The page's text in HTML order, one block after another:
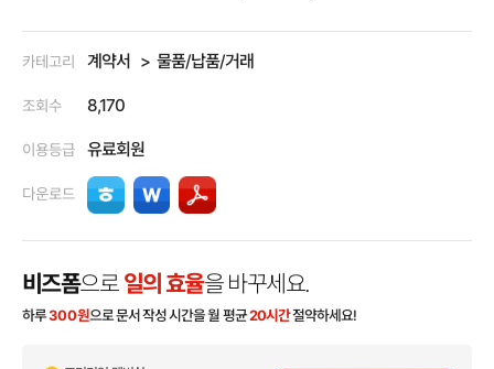
카테고리 계약서 물품/납품/거래
조회수 8,170
이용등급 유료회원
다운로드
비즈폼으로 일의 효율을 바꾸세요.
하루300원으로 문서 작성 시간을 월 평균20시간절약하세요!